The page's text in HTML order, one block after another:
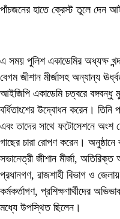
পাঁচজনের হাতে ক্রেস্ট তুলে দেন
এ সময় পুলিশ একাডেমির অধ্যক্ষ
বেগম জীশান মীর্জাসহ অন্যান্য
আইজিপি একাডেমি চত্বরে বঙ্গবন্ধু
বর্ধিতাংশের উদ্বোধন করেন। তিনি
এবং তাদের সাথে ফটোসেশনে
গাছের চারা রোপণ করেন। অনুষ্ঠানে
সভানেত্রী জীশান মীর্জা,
প্রধানগণ, রাজশাহী বিভাগ ও
কর্মকর্তাগণ, প্রশিক্ষণার্থীদের
মধ্যে উপস্থিত ছিলেন।